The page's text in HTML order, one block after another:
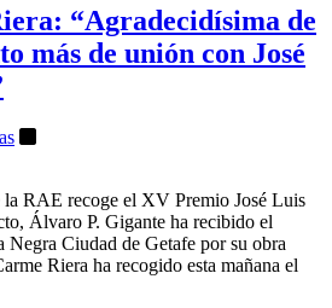
“Agradecidísima de
más de unión con José
RAE recoge el XV Premio José Luis
Álvaro P. Gigante ha recibido el
Ciudad de Getafe por su obra
Riera ha recogido esta mañana el